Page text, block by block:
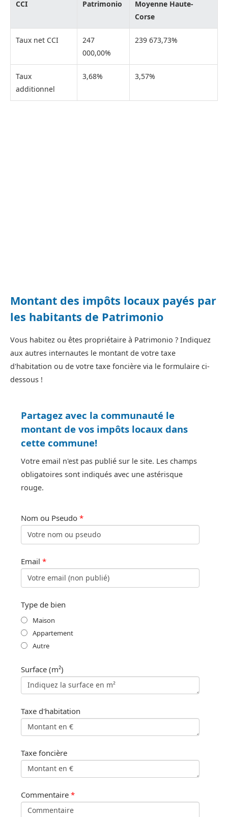
CCI Patrimonio
Moyenne Haute-
Corse
Taux net CCI
247
000,00%
239 673,73%
Taux
additionnel
3,68% 3,57%
Montant des impôts locaux payés par
les habitants de Patrimonio
Vous habitez ou êtes propriétaire à Patrimonio ? Indiquez
aux autres internautes le montant de votre taxe
d'habitation ou de votre taxe foncière via le formulaire ci-
dessous !
Partagez avec la communauté le
montant de vos impôts locaux dans
cette commune!
Votre email n'est pas publié sur le site. Les champs
obligatoires sont indiqués avec une astérisque
rouge.
Nom ou Pseudo *
Email *
Type de bien
Maison
Appartement
Autre
Surface (m²)
Taxe d'habitation
Taxe foncière
Commentaire *